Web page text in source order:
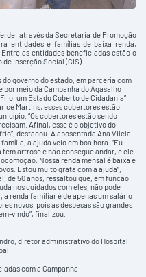
através da Secretaria de Promoção
entidades e famílias de baixa renda,
as entidades beneficiadas estão o
Inserção Social (CIS).
governo do estado, em parceria com
por meio da Campanha do Agasalho
um Estado Coberto de Cidadania”.
Martins, esses cobertores estão
“Os cobertores estão sendo
Afinal, esse é o objetivo do
destacou. A aposentada Ana Vilela
a ajuda veio em boa hora. “Eu
artrose e não consegue andar, e ele
Nossa renda mensal é baixa e
Estou muito grata com a ajuda”,
de 50 anos, ressaltou que, em função
nos cuidados com eles, não pode
renda familiar é de apenas um salário
novos, pois as despesas são grandes
vindo”, finalizou.
diretor administrativo do Hospital
com a Campanha